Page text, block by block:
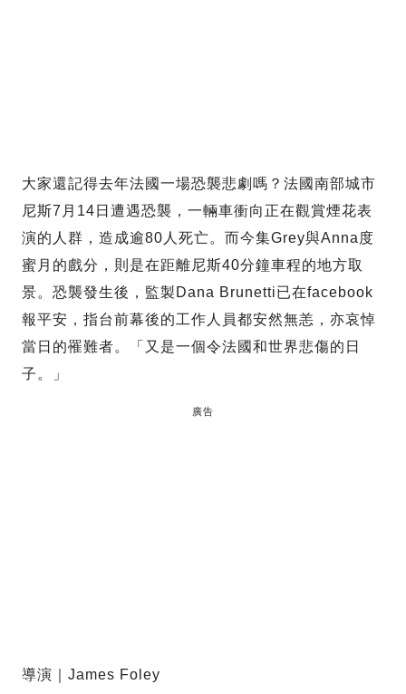
大家還記得去年法國一場恐襲悲劇嗎？法國南部城市
尼斯7月14日遭遇恐襲，一輛車衝向正在觀賞煙花表
演的人群，造成逾80人死亡。而今集Grey與Anna度
蜜月的戲分，則是在距離尼斯40分鐘車程的地方取
景。恐襲發生後，監製Dana Brunetti已在facebook
報平安，指台前幕後的工作人員都安然無恙，亦哀悼
當日的罹難者。「又是一個令法國和世界悲傷的日
子。」
廣告
導演｜James Foley